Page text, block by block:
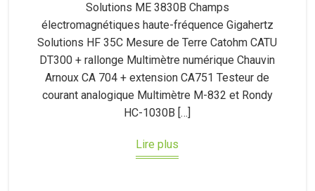
Solutions ME 3830B Champs
électromagnétiques haute-fréquence Gigahertz
Solutions HF 35C Mesure de Terre Catohm CATU
DT300 + rallonge Multimètre numérique Chauvin
Arnoux CA 704 + extension CA751 Testeur de
courant analogique Multimètre M-832 et Rondy
HC-1030B […]
Lire plus